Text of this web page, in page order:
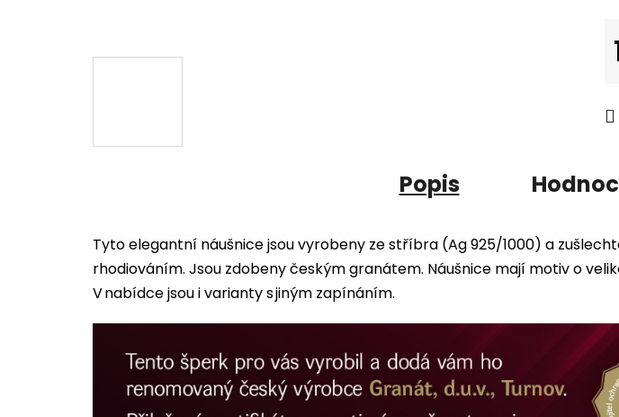
Popis
Tyto elegantní náušnice jsou vyrobeny ze stříbra (Ag 925/1000) a
rhodiováním. Jsou zdobeny českým granátem. Náušnice mají motiv o
V nabídce jsou i varianty s jiným zapínáním.